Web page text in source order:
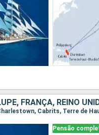
FRANÇA, REINO
Pensão